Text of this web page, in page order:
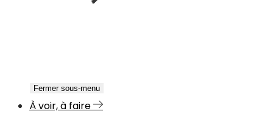
Fermer sous-menu
À voir, à faire